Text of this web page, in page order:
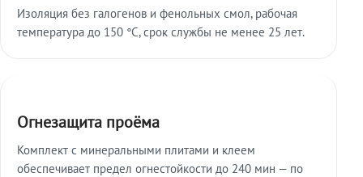
Изоляция без галогенов и фенольных смол, рабочая
температура до 150 °C, срок службы не менее 25 лет.
Огнезащита проёма
Комплект с минеральными плитами и клеем
обеспечивает предел огнестойкости до 240 мин — по